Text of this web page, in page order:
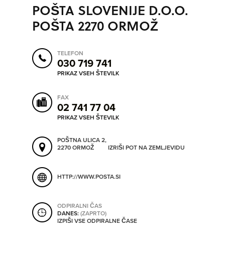
SO ODPRTA V
POSLOVNE ENOTE
POŠLJI SMS
ORODJA
SHRANI V MOJ ITIS
POŠTA SLOVENIJE D.O.O.
POŠTA 2270 ORMOŽ
TELEFON
030 719 741
PRIKAZ VSEH ŠTEVILK
FAX
02 741 77 04
PRIKAZ VSEH ŠTEVILK
POŠTNA ULICA 2,
2270 ORMOŽ
IZRIŠI POT NA ZEMLJEVIDU
HTTP://WWW.POSTA.SI
ODPIRALNI ČAS
DANES:(ZAPRTO)
IZPIŠI VSE ODPIRALNE ČASE